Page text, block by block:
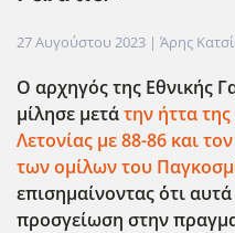
27 Αυγούστου 2023 | Άρης
Ο αρχηγός της Εθνικής
μίλησε μετάτην ήττα
Λετονίας με 88-86 και
των ομίλων του
επισημαίνοντας ΄΄οτι
προσγείωση στην